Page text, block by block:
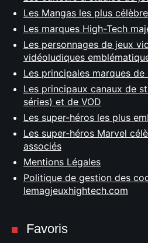
Les Mangas les plus
Les marques High-Tech
Les personnages de jeux
vidéoludiques
Les principales marques
Les principaux canaux de
séries) et de VOD
Les super-héros les plus
Les super-héros Marvel
associés
Mentions Légales
Politique de gestion des
lemagjeuxhightech.com
Favoris